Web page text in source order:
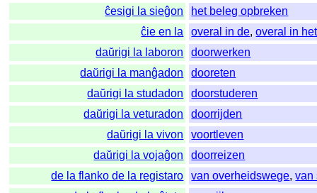
ĉesigi la sieĝon
het beleg opbreken
ĉie en la
overal in de,overal in het
daŭrigi la laboron
doorwerken
daŭrigi la manĝadon
dooreten
daŭrigi la studadon
doorstuderen
daŭrigi la veturadon
doorrijden
daŭrigi la vivon
voortleven
daŭrigi la vojaĝon
doorreizen
de la flanko de la registaro
van overheidswege,van